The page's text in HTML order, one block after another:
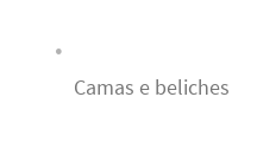
Camas e beliches